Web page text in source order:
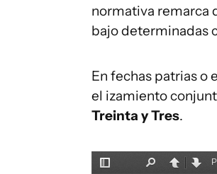
normativa remarca
bajo determinadas
En fechas patrias o
el izamiento
Treinta y Tres.